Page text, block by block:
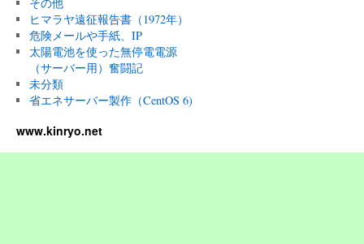
ヒマラヤ遠征報告書（1972年）
危険メールや手紙、IP
太陽電池を使った無停電電源
（サーバー用）奮闘記
未分類
省エネサーバー製作（CentOS 6)
www.kinryo.net